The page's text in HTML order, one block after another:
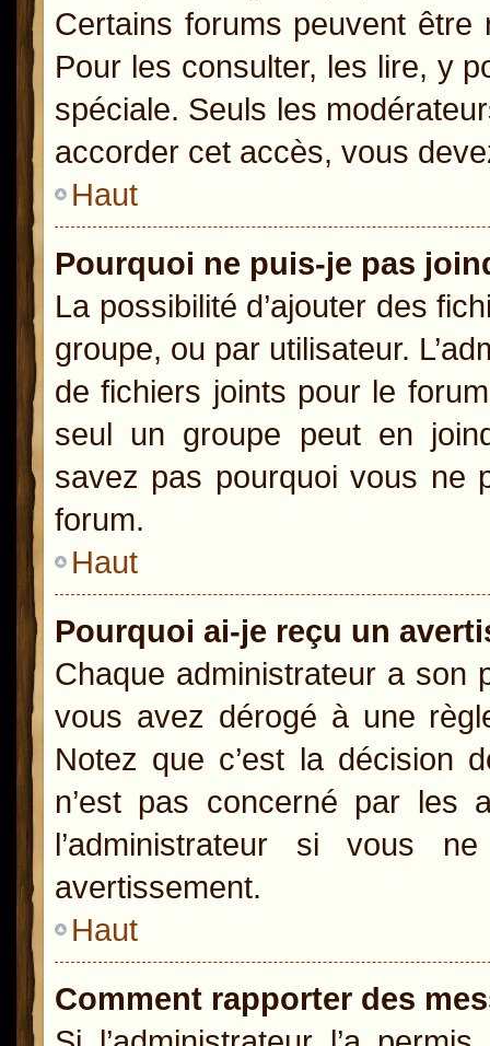
Certains forums peuvent
Pour les consulter, les lire, y
spéciale. Seuls les
accorder cet accès, vous
Haut
Pourquoi ne puis-je pas
La possibilité d’ajouter des
groupe, ou par utilisateur.
de fichiers joints pour le
seul un groupe peut en
savez pas pourquoi vous ne
forum.
Haut
Pourquoi ai-je reçu un
Chaque administrateur a son
vous avez dérogé à une
Notez que c’est la décision
n’est pas concerné par les
l’administrateur si vous
avertissement.
Haut
Comment rapporter des